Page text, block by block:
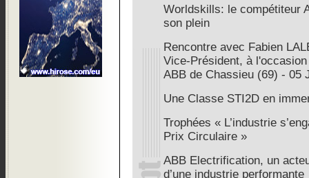
Worldskills: le compétiteur
son plein
Rencontre avec Fabien
Vice-Président, à
ABB de Chassieu (69) - 05
Une Classe STI2D en
Trophées « L’industrie
Prix Circulaire »
ABB Electrification, un
d’une industrie performante